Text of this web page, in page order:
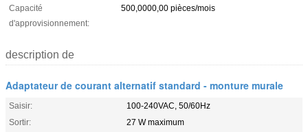
Capacité
d'approvisionnement:
500,0000,00 pièces/mois
description de
Adaptateur de courant alternatif standard - monture murale
Saisir:
100-240VAC, 50/60Hz
Sortir:
27 W maximum